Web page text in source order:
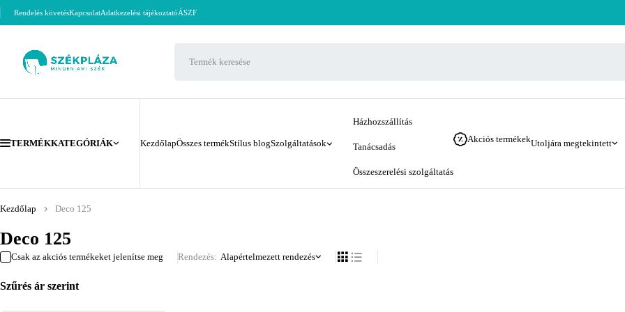
Rendelés követésKapcsolatAdatkezelési tájékoztatóÁSZF
TERMÉKKATEGÓRIÁK KezdőlapÖsszes termékStílus blogSzolgáltatások
Házhozszállítás
Tanácsadás
Összeszerelési szolgáltatás
Akciós termékekUtoljára megtekintett
Deco 125
Kezdőlap Deco 125
Szűrés ár szerint
Csak az akciós termékeket jelenítse meg Rendezés Alapértelmezett rendezés